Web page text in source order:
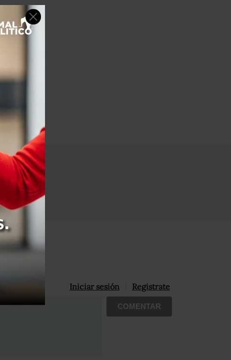
Iniciar sesión Registrate
COMENTAR